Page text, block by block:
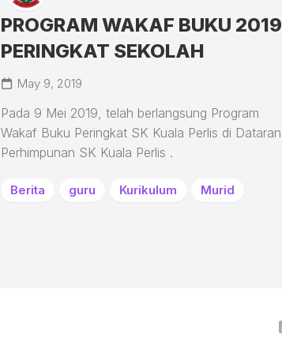
PROGRAM WAKAF BUKU 2019
PERINGKAT SEKOLAH
May 9, 2019
Pada 9 Mei 2019, telah berlangsung Program
Wakaf Buku Peringkat SK Kuala Perlis di Dataran
Perhimpunan SK Kuala Perlis .
Berita guru Kurikulum Murid